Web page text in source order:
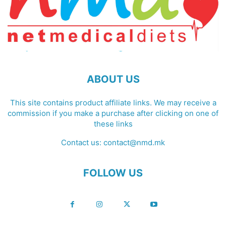
ABOUT US
This site contains product affiliate links. We may receive a
commission if you make a purchase after clicking on one of
these links
Contact us: contact@nmd.mk
FOLLOW US